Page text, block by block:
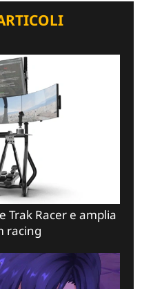
Trak Racer e amplia
racing